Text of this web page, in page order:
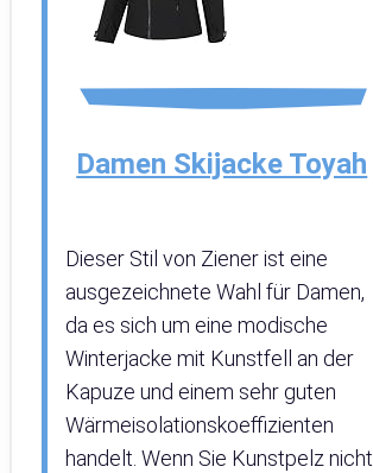
Damen Skijacke Toyah
Dieser Stil von Ziener ist eine
ausgezeichnete Wahl für Damen,
da es sich um eine modische
Winterjacke mit Kunstfell an der
Kapuze und einem sehr guten
Wärmeisolationskoeffizienten
handelt. Wenn Sie Kunstpelz nicht